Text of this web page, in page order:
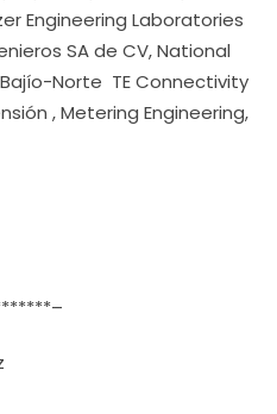
Engineering Laboratories
SA de CV, National
Norte TE Connectivity
, Metering Engineering,